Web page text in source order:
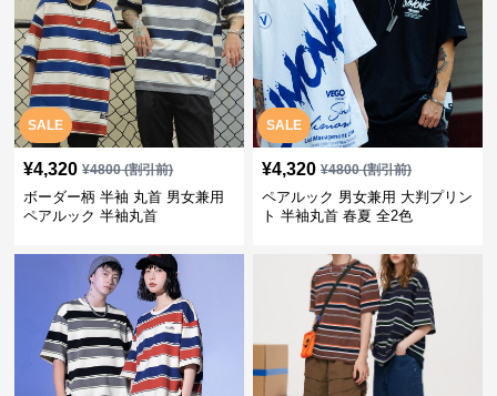
SALE
¥4,320 ¥4800(割引前)
ボーダー柄 半袖 丸首 男女兼用
ペアルック 半袖丸首
SALE
¥4,320 ¥4800(割引前)
ペアルック 男女兼用 大判プリン
ト 半袖丸首 春夏 全2色